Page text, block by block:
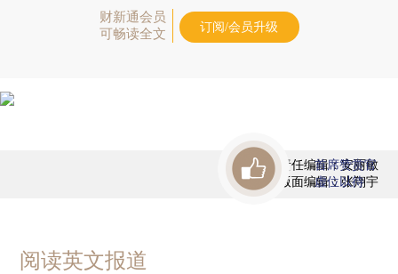
财新通会员
可畅读全文
订阅/会员升级
责任编辑：安丽敏
版面编辑：张翔宇
首席赞赏官
虚位以待
阅读英文报道